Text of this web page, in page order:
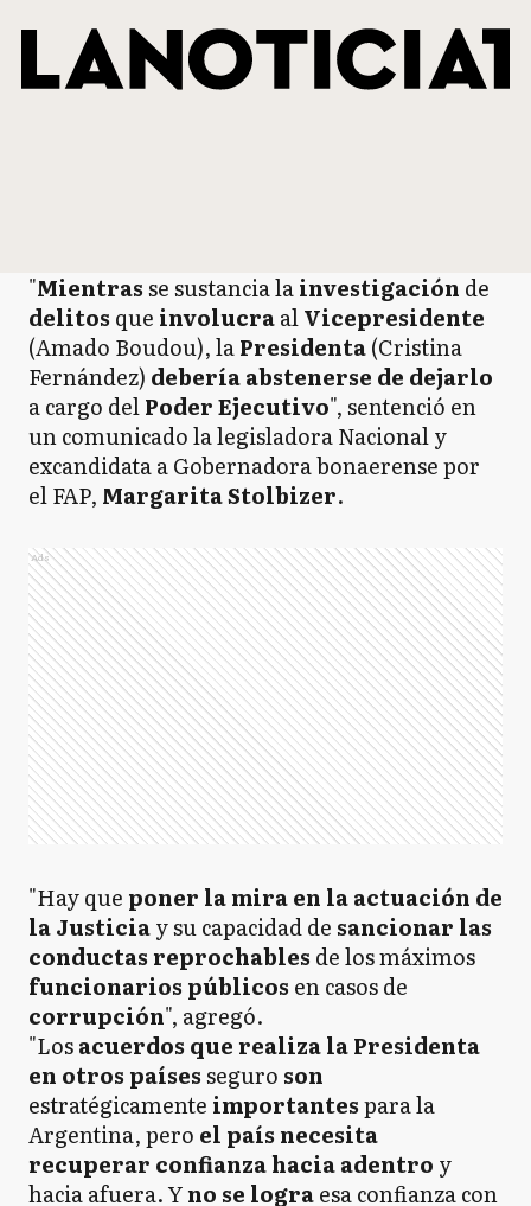
"Mientrasse sustancia lainvestigación de
delitos que involucraalVicepresidente
(Amado Boudou), laPresidenta(Cristina
Fernández) debería abstenerse de dejarlo
a cargo delPoder Ejecutivo", sentenció en
un comunicado la legisladora Nacional y
excandidata a Gobernadora bonaerense por
el FAP, Margarita Stolbizer.
Ads
"Hay que poner la mira en la actuación de
la Justiciay su capacidad de sancionar las
conductas reprochables de los máximos
funcionarios públicos en casos de
corrupción", agregó.
"Losacuerdos que realiza la Presidenta
en otros paísesseguro son
estratégicamente importantespara la
Argentina, pero el país necesita
recuperar confianza hacia adentro y
hacia afuera. Yno se lograesa confianza con